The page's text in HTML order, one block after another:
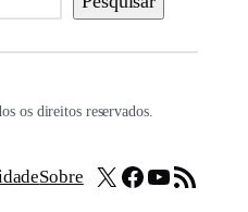
os direitos reservados.
Sobre X Facebook
Youtube
Feed RSS